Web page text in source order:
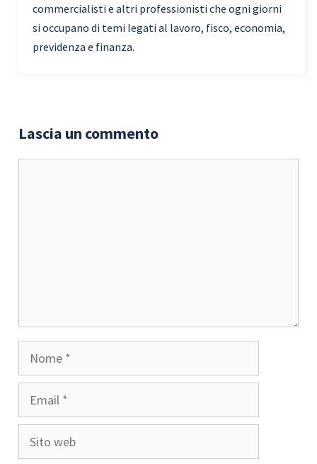
commercialisti e altri professionisti che ogni giorni
si occupano di temi legati al lavoro, fisco, economia,
previdenza e finanza.
Lascia un commento
Sito
web